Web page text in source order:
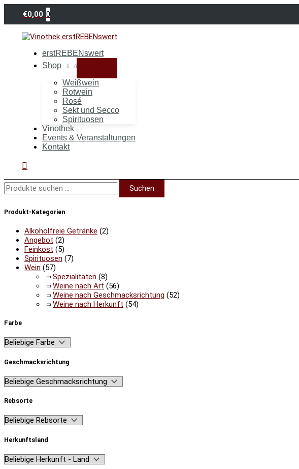
Zum
springen
€0,00 0
erstREBENswert
Shop
Weißwein
Rotwein
Rosé
Sekt und Secco
Spirituosen
Vinothek
Events & Veranstaltungen
Kontakt
Suchen
Suchen
Suchen
Produkt-Kategorien
Alkoholfreie Getränke (2)
Angebot (2)
Feinkost (5)
Spirituosen (7)
Wein (57)
Spezialitäten (8)
Weine nach Art (56)
Weine nach Geschmacksrichtung (52)
Weine nach Herkunft (54)
Farbe
Geschmacksrichtung
Rebsorte
Herkunftsland